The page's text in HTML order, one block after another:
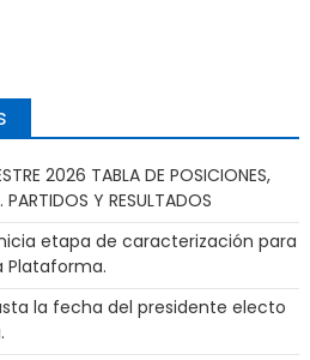
2026 TABLA DE POSICIONES,
Y RESULTADOS
etapa de caracterización para
Plataforma.
la fecha del presidente electo